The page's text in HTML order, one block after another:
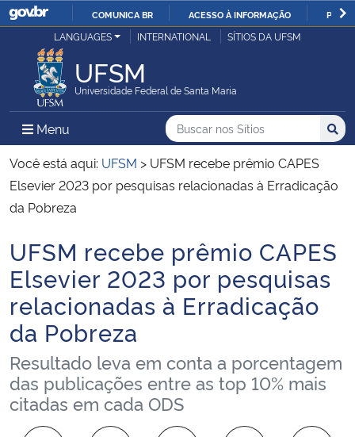
IR
COMUNICA BR ACESSO À INFORMAÇÃO
Ministério da Justiça e Segurança Pública
Ministério da Defesa
Ministério das Relações Exteriores
Ministério da Economia
Ministério da Infraestrutura
Ministério da Agricultura, Pecuária e Abastecimento
Ministério da Educação
Ministério da Cidadania
Ministério da Saúde
LANGUAGES INTERNATIONAL SÍTIOS DA UFSM
UFSM
Universidade Federal de Santa Maria
Menu Menu Principal do Sítio
Busca
Buscar no nos Sítios
Busca:
Você está aqui: UFSM > UFSM recebe prêmio CAPES
Elsevier 2023 por pesquisas relacionadas à Erradicação
da Pobreza
Início do conteúdo
UFSM recebe prêmio CAPES
Elsevier 2023 por pesquisas
relacionadas à Erradicação
da Pobreza
Resultado leva em conta a porcentagem
das publicações entre as top 10% mais
citadas em cada ODS